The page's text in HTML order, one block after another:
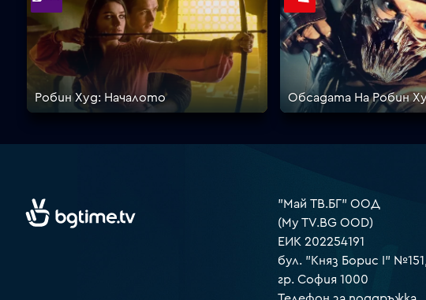
Робин Худ: Началото Обсадата На Робин
"Май ТВ.БГ" ООД
(My TV.BG OOD)
ЕИК 202254191
бул. "Княз Борис I"
гр. София 1000